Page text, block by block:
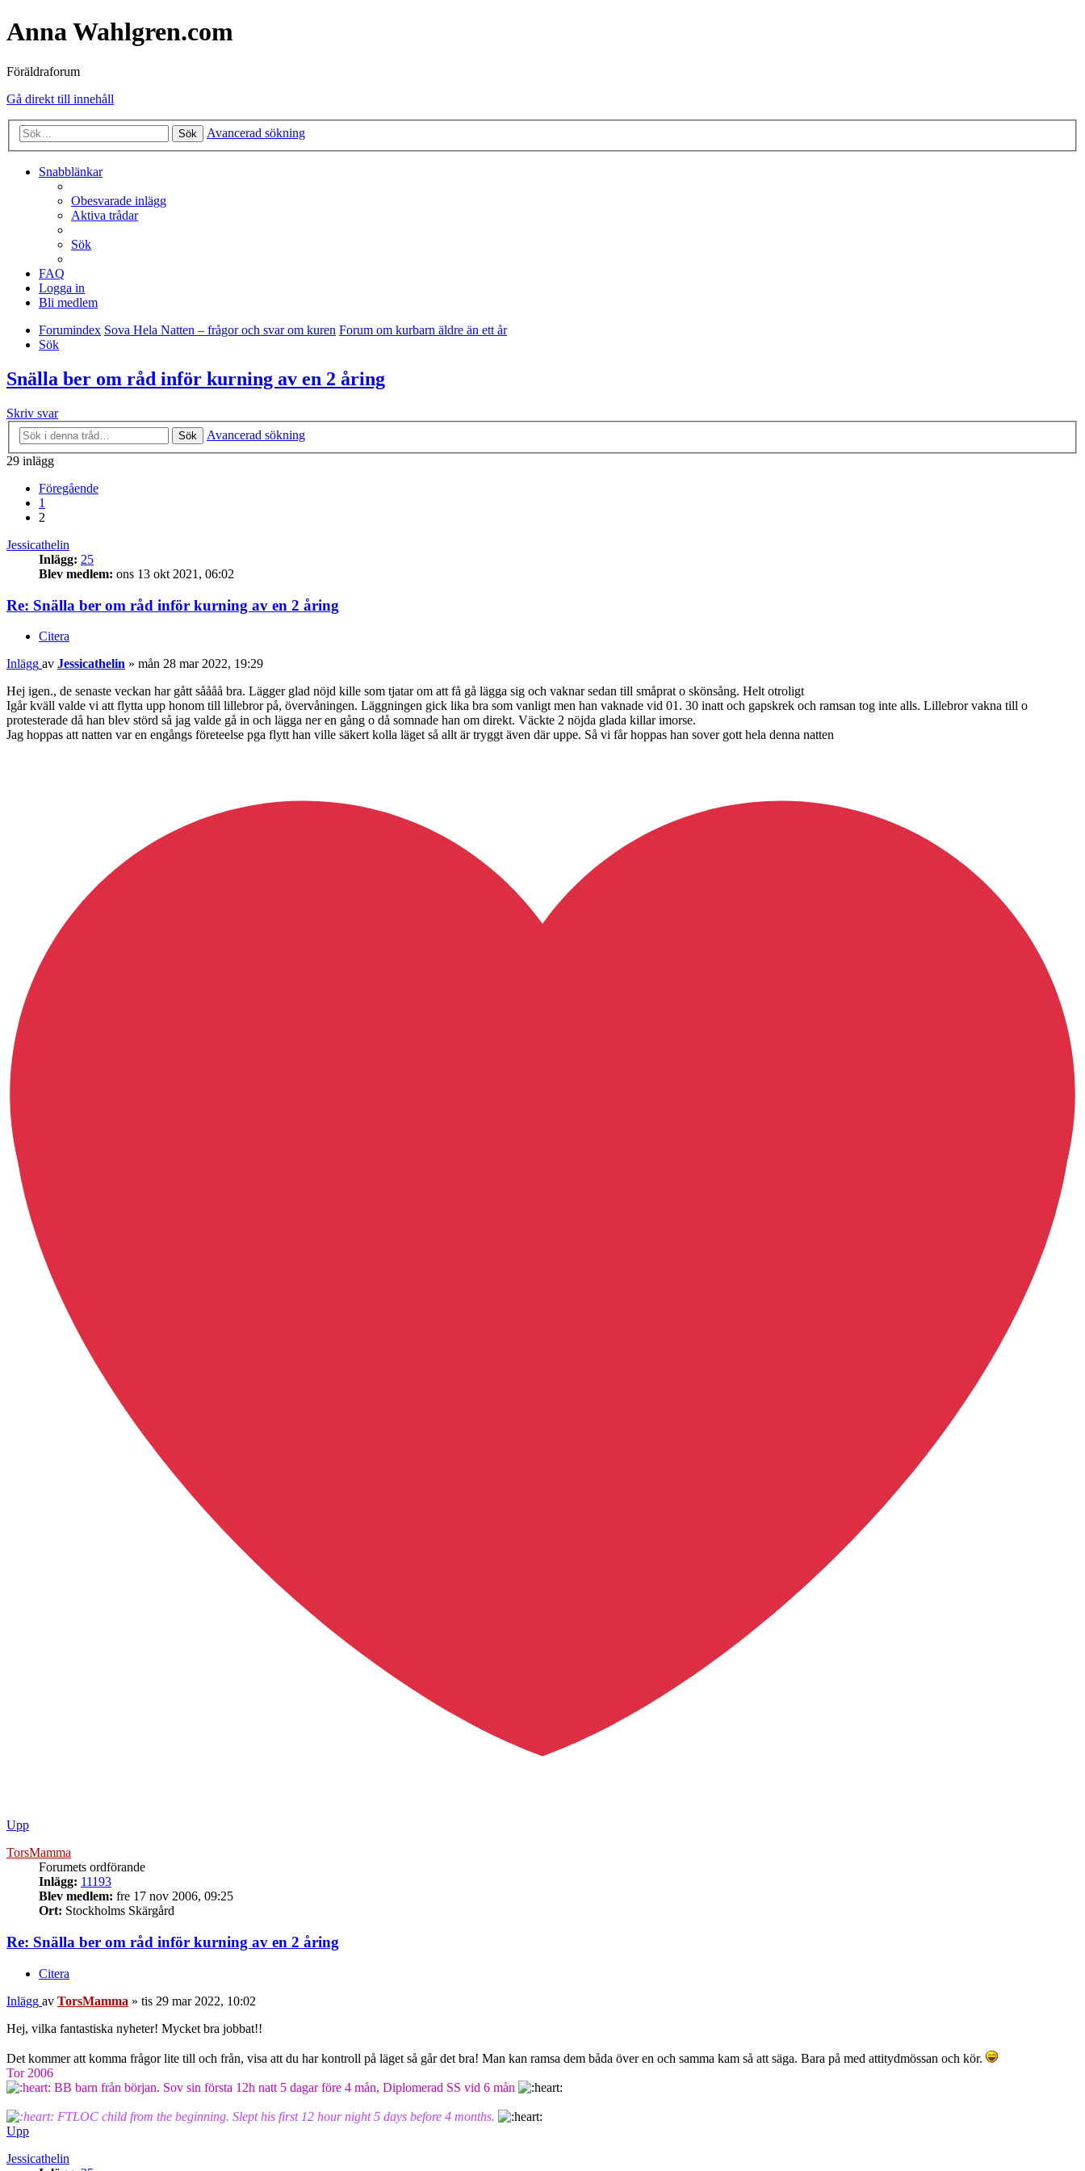
Anna Wahlgren.com
Föräldraforum
Gå direkt till innehåll
Sök Avancerad sökning
Snabblänkar
Obesvarade inlägg
Aktiva trådar
Sök
FAQ
Logga in
Bli medlem
Forumindex Sova Hela Natten – frågor och svar om kuren Forum om kurbarn äldre än ett år
Sök
Snälla ber om råd inför kurning av en 2 åring
Skriv svar
Sök
Avancerad sökning
29 inlägg
Föregående
1
2
Jessicathelin
Inlägg: 25
Blev medlem: ons 13 okt 2021, 06:02
Re: Snälla ber om råd inför kurning av en 2 åring
Citera
Inlägg av Jessicathelin » mån 28 mar 2022, 19:29
Hej igen., de senaste veckan har gått såååå bra. Lägger glad nöjd kille som tjatar om att få gå lägga sig och vaknar sedan till småprat o skönsång. Helt otroligt
Igår kväll valde vi att flytta upp honom till lillebror på, övervåningen. Läggningen gick lika bra som vanligt men han vaknade vid 01. 30 inatt och gapskrek och ramsan tog inte alls. Lillebror vakna till o
protesterade då han blev störd så jag valde gå in och lägga ner en gång o då somnade han om direkt. Väckte 2 nöjda glada killar imorse.
Jag hoppas att natten var en engångs företeelse pga flytt han ville säkert kolla läget så allt är tryggt även där uppe. Så vi får hoppas han sover gott hela denna natten
Upp
TorsMamma
Forumets ordförande
Inlägg: 11193
Blev medlem: fre 17 nov 2006, 09:25
Ort: Stockholms Skärgård
Re: Snälla ber om råd inför kurning av en 2 åring
Citera
Inlägg av TorsMamma » tis 29 mar 2022, 10:02
Hej, vilka fantastiska nyheter! Mycket bra jobbat!!
Det kommer att komma frågor lite till och från, visa att du har kontroll på läget så går det bra! Man kan ramsa dem båda över en och samma kam så att säga. Bara på med attitydmössan och kör.
Tor 2006
BB barn från början. Sov sin första 12h natt 5 dagar före 4 mån, Diplomerad SS vid 6 mån
FTLOC child from the beginning. Slept his first 12 hour night 5 days before 4 months.
Upp
Jessicathelin